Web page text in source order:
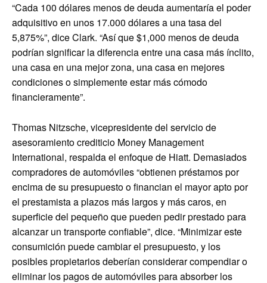
“Cada 100 dólares menos de deuda aumentaría el poder
adquisitivo en unos 17.000 dólares a una tasa del
5,875%”, dice Clark. “Así que $1,000 menos de deuda
podrían significar la diferencia entre una casa más ínclito,
una casa en una mejor zona, una casa en mejores
condiciones o simplemente estar más cómodo
financieramente”.
Thomas Nitzsche, vicepresidente del servicio de
asesoramiento crediticio Money Management
International, respalda el enfoque de Hiatt. Demasiados
compradores de automóviles “obtienen préstamos por
encima de su presupuesto o financian el mayor apto por
el prestamista a plazos más largos y más caros, en
superficie del pequeño que pueden pedir prestado para
alcanzar un transporte confiable”, dice. “Minimizar este
consumición puede cambiar el presupuesto, y los
posibles propietarios deberían considerar compendiar o
eliminar los pagos de automóviles para absorber los